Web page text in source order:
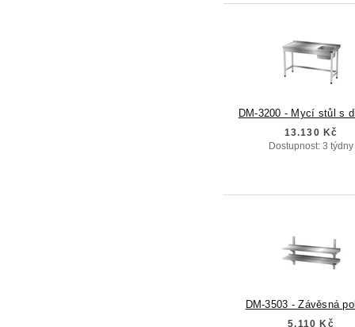
DM-3200 - Mycí stůl s
13.130 Kč
Dostupnost: 3 týdny
DM-3503 - Závěsná
5.110 Kč